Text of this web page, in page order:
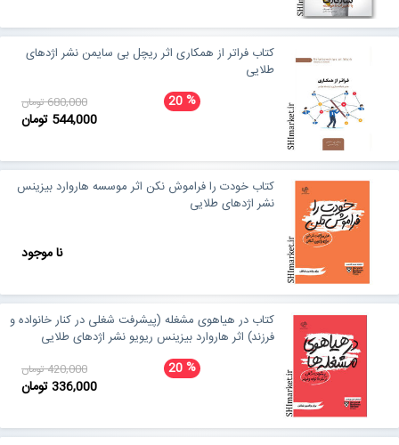
کتاب فراتر از همکاری اثر ریچل بی سایمن نشر اژدهای
طلایی
20% 680,000 تومان
544,000 تومان
کتاب خودت را فراموش نکن اثر موسسه هاروارد بیزینس
نشر اژدهای طلایی
نا موجود
کتاب در هیاهوی مشغله (پیشرفت شغلی در کنار خانواده و
فرزند) اثر هاروارد بیزینس ریویو نشر اژدهای طلایی
20% 420,000 تومان
336,000 تومان